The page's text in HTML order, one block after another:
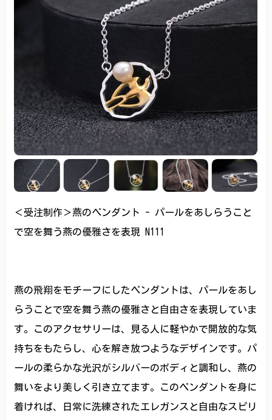
＜受注制作＞燕のペンダント - パールをあしらうこと
で空を舞う燕の優雅さを表現 N111
燕の飛翔をモチーフにしたペンダントは、パールをあし
らうことで空を舞う燕の優雅さと自由さを表現していま
す。このアクセサリーは、見る人に軽やかで開放的な気
持ちをもたらし、心を解き放つようなデザインです。パ
ールの柔らかな光沢がシルバーのボディと調和し、燕の
舞いをより美しく引き立てます。このペンダントを身に
着ければ、日常に洗練されたエレガンスと自由なスピリ